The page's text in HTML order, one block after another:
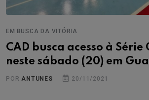
EM BUSCA DA VITÓRIA
CAD busca acesso à
neste sábado (20) em
POR ANTUNES 20/11/2021